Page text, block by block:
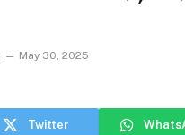
May 30, 2025
Twitter